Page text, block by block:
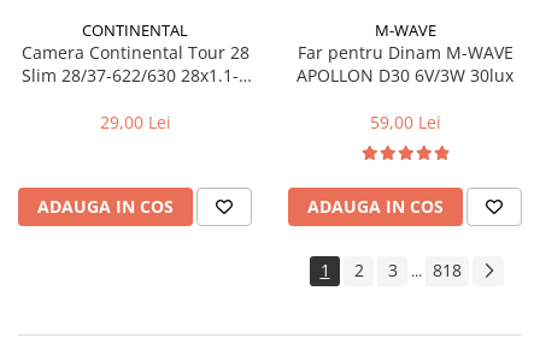
Scaune
Mansoane
Suport telefon
Stickere reflectorizate
Benzi anti-grip
CONTINENTAL
Camera Continental Tour 28
Slim 28/37-622/630 28x1.1-1
29,00 Lei
ADAUGA IN COS
M-WAVE
Far pentru Dinam M-WAVE
APOLLON D30 6V/3W 30lux
59,00 Lei
ADAUGA IN COS
1 2 3 ... 818